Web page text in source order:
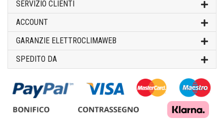
SERVIZIO CLIENTI
ACCOUNT
GARANZIE ELETTROCLIMAWEB
SPEDITO DA